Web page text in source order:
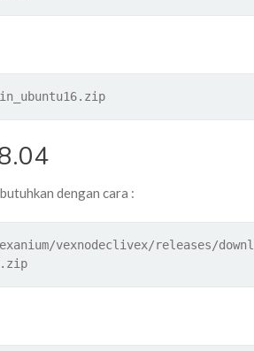
dengan cara :
vexnodeclivex/releases/